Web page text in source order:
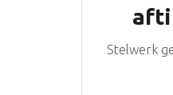
Stelwerk